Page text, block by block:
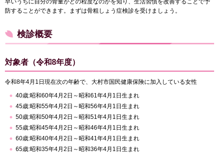
早いうちに自分の骨量がどの程度なのかを知り、生活習慣を改善することで予
防することができます。まずは骨粗しょう症検診を受けましょう。
検診概要
対象者（令和8年度）
令和8年4月1日現在次の年齢で、大村市国民健康保険に加入している女性
40歳:昭和60年4月2日～昭和61年4月1日生まれ
45歳:昭和55年4月2日～昭和56年4月1日生まれ
50歳:昭和50年4月2日～昭和51年4月1日生まれ
55歳:昭和45年4月2日～昭和46年4月1日生まれ
60歳:昭和40年4月2日～昭和41年4月1日生まれ
65歳:昭和35年4月2日～昭和36年4月1日生まれ